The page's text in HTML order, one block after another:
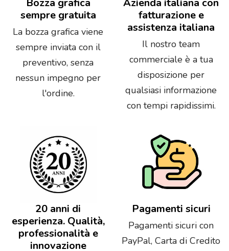
sempre gratuita
La bozza grafica viene
sempre inviata con il
preventivo, senza
nessun impegno per
l'ordine.
fatturazione e
assistenza italiana
Il nostro team
commerciale è a tua
disposizione per
qualsiasi informazione
con tempi rapidissimi.
20 anni di
esperienza. Qualità,
professionalità e
innovazione
Pagamenti sicuri
Pagamenti sicuri con
PayPal, Carta di Credito